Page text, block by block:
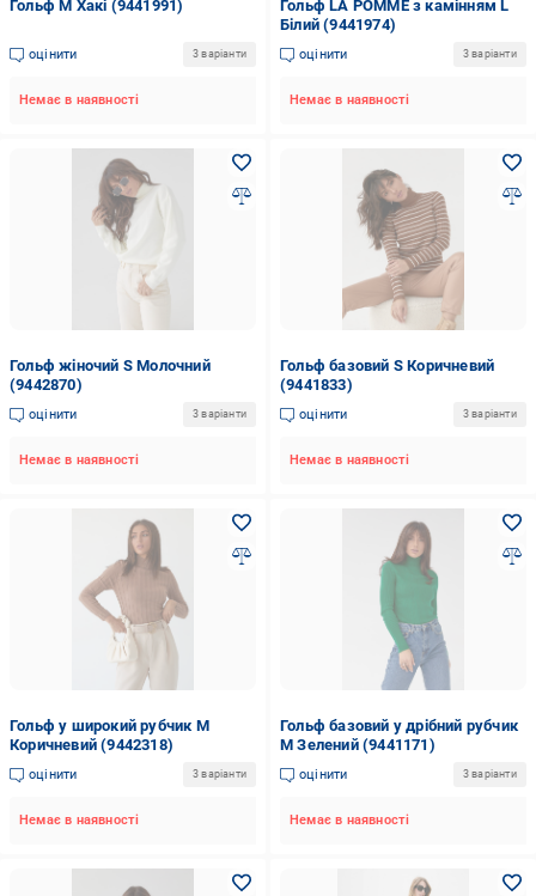
Гольф M Хакі (9441991)
оцінити 3 варіанти
Немає в наявності
Гольф LA POMME з камінням L
Білий (9441974)
оцінити 3 варіанти
Немає в наявності
Гольф жіночий S Молочний
(9442870)
оцінити 3 варіанти
Немає в наявності
Гольф базовий S Коричневий
(9441833)
оцінити 3 варіанти
Немає в наявності
Гольф у широкий рубчик M
Коричневий (9442318)
оцінити 3 варіанти
Немає в наявності
Гольф базовий у дрібний рубчик
M Зелений (9441171)
оцінити 3 варіанти
Немає в наявності